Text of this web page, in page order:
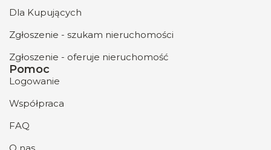
Dla Kupujących
Zgłoszenie - szukam nieruchomości
Zgłoszenie - oferuje nieruchomość
Pomoc
Logowanie
Współpraca
FAQ